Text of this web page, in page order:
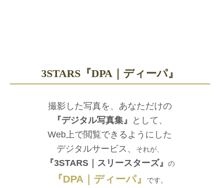
3STARS『DPA｜ディーパ』
撮影した写真を、あなただけの
『デジタル写真集』
として、
Web上で閲覧できるようにした
デジタルサービス、
それが、
『3STARS｜スリースターズ』 の
『DPA｜ディーパ』 です。